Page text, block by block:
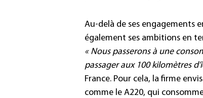
Au-delà de ses engagements
également ses ambitions en
« Nous passerons à une
passager aux 100 kilomètres
France. Pour cela, la firme
comme le A220, qui